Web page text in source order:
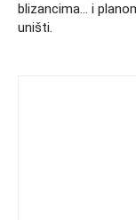
blizancima… i
uništi.